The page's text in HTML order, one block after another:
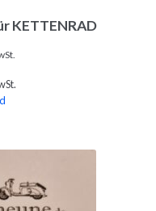
KETTENRAD